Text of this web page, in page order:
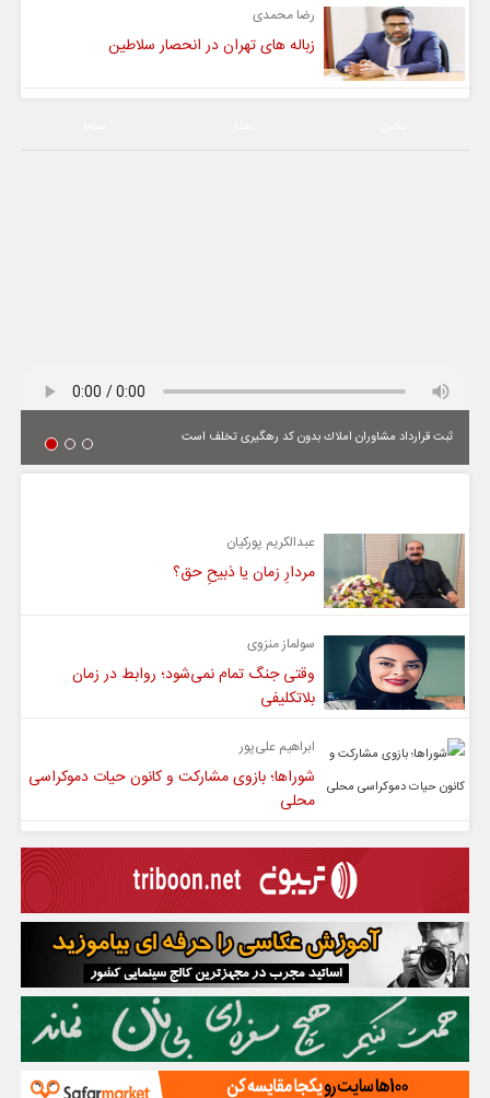
رضا محمدی
زباله های تهران در انحصار سلاطین
ثبت قرارداد مشاوران املاك بدون كد رهگیری تخلف است
عبدالکریم پورکیان
مردارِ زمان یا ذبیحِ حق؟
سولماز منزوی
وقتی جنگ تمام نمی‌شود؛ روابط در زمان
بلاتکلیفی
ابراهیم علی‌پور
شوراها؛ بازوی مشارکت و کانون حیات دموکراسی
محلی